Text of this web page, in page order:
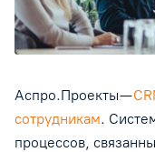
Аспро.Проекты —
сотрудникам.
процессов,